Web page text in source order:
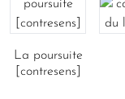
La poursuite
[contresens]